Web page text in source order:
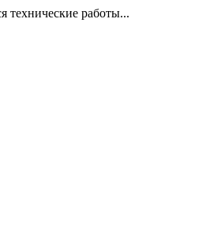
технические работы...